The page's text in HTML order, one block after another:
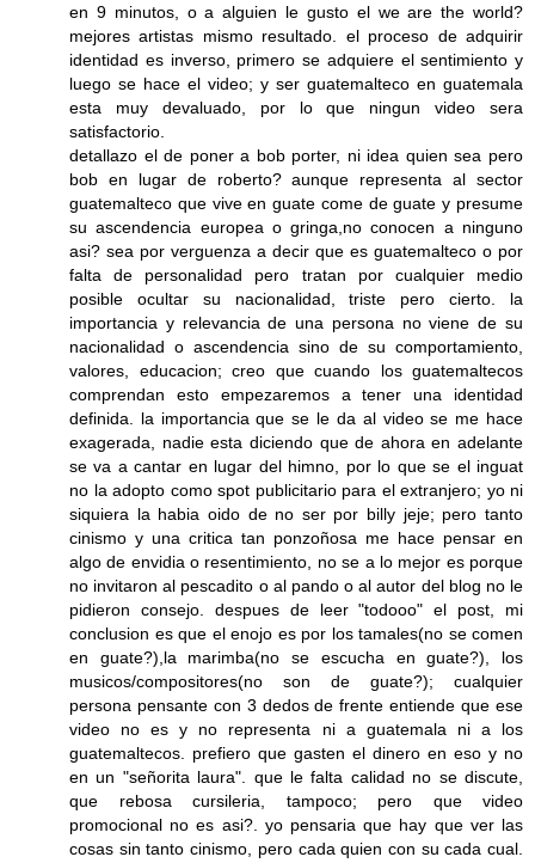
en 9 minutos, o a alguien le gusto el we are the world?
mejores artistas mismo resultado. el proceso de adquirir
identidad es inverso, primero se adquiere el sentimiento y
luego se hace el video; y ser guatemalteco en guatemala
esta muy devaluado, por lo que ningun video sera
satisfactorio.
detallazo el de poner a bob porter, ni idea quien sea pero
bob en lugar de roberto? aunque representa al sector
guatemalteco que vive en guate come de guate y presume
su ascendencia europea o gringa,no conocen a ninguno
asi? sea por verguenza a decir que es guatemalteco o por
falta de personalidad pero tratan por cualquier medio
posible ocultar su nacionalidad, triste pero cierto. la
importancia y relevancia de una persona no viene de su
nacionalidad o ascendencia sino de su comportamiento,
valores, educacion; creo que cuando los guatemaltecos
comprendan esto empezaremos a tener una identidad
definida. la importancia que se le da al video se me hace
exagerada, nadie esta diciendo que de ahora en adelante
se va a cantar en lugar del himno, por lo que se el inguat
no la adopto como spot publicitario para el extranjero; yo ni
siquiera la habia oido de no ser por billy jeje; pero tanto
cinismo y una critica tan ponzoñosa me hace pensar en
algo de envidia o resentimiento, no se a lo mejor es porque
no invitaron al pescadito o al pando o al autor del blog no le
pidieron consejo. despues de leer "todooo" el post, mi
conclusion es que el enojo es por los tamales(no se comen
en guate?),la marimba(no se escucha en guate?), los
musicos/compositores(no son de guate?); cualquier
persona pensante con 3 dedos de frente entiende que ese
video no es y no representa ni a guatemala ni a los
guatemaltecos. prefiero que gasten el dinero en eso y no
en un "señorita laura". que le falta calidad no se discute,
que rebosa cursileria, tampoco; pero que video
promocional no es asi?. yo pensaria que hay que ver las
cosas sin tanto cinismo, pero cada quien con su cada cual.